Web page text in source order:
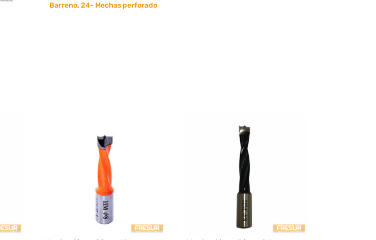
70mm.
Barreno, 24- Mechas perforado